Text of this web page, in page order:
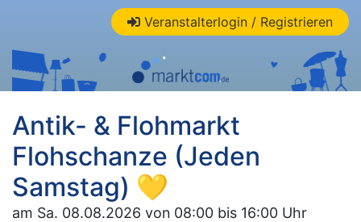
Veranstalterlogin / Registrieren
Antik- & Flohmarkt
Flohschanze (Jeden
Samstag) 💛
am Sa. 08.08.2026 von 08:00 bis 16:00 Uhr